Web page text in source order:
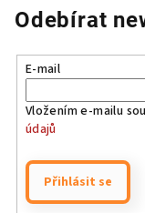
Odebírat
E-mail
Vložením e-mailu
údajů
Přihlásit se